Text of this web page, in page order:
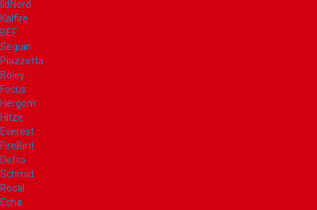
IldNord
Kalfire
BEF
Seguin
Piazzetta
Boley
Focus
Hergom
Hitze
Everest
FireBird
Defro
Schmid
Rocal
Echa